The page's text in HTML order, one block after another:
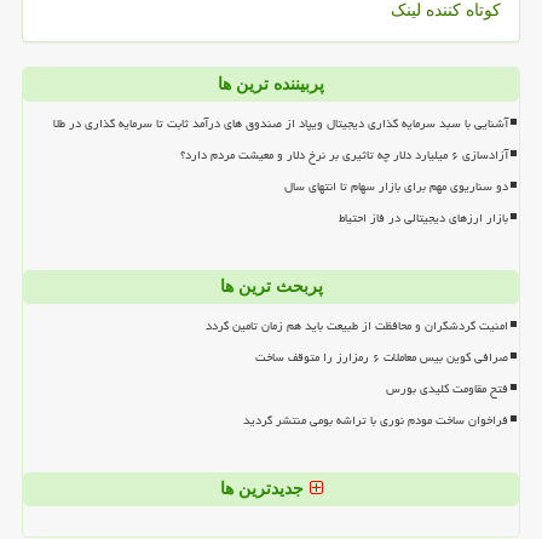
کوتاه کننده لینک
پربیننده ترین ها
آشنایی با سبد سرمایه گذاری دیجیتال ویپاد از صندوق های درآمد ثابت تا سرمایه گذاری در طلا
آزادسازی ۶ میلیارد دلار چه تاثیری بر نرخ دلار و معیشت مردم دارد؟
دو سناریوی مهم برای بازار سهام تا انتهای سال
بازار ارزهای دیجیتالی در فاز احتیاط
پربحث ترین ها
امنیت گردشگران و محافظت از طبیعت باید هم زمان تامین گردد
صرافی کوین بیس معاملات ۶ رمزارز را متوقف ساخت
فتح مقاومت کلیدی بورس
فراخوان ساخت مودم نوری با تراشه بومی منتشر گردید
جدیدترین ها